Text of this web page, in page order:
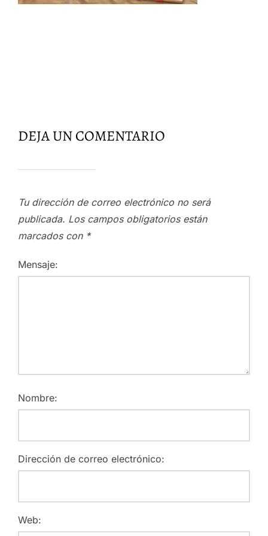
DEJA UN COMENTARIO
Tu dirección de correo electrónico no será
publicada. Los campos obligatorios están
marcados con *
Mensaje:
Nombre:
Dirección de correo electrónico:
Web: